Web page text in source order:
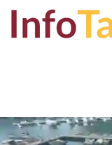
ESTANCO MÁS